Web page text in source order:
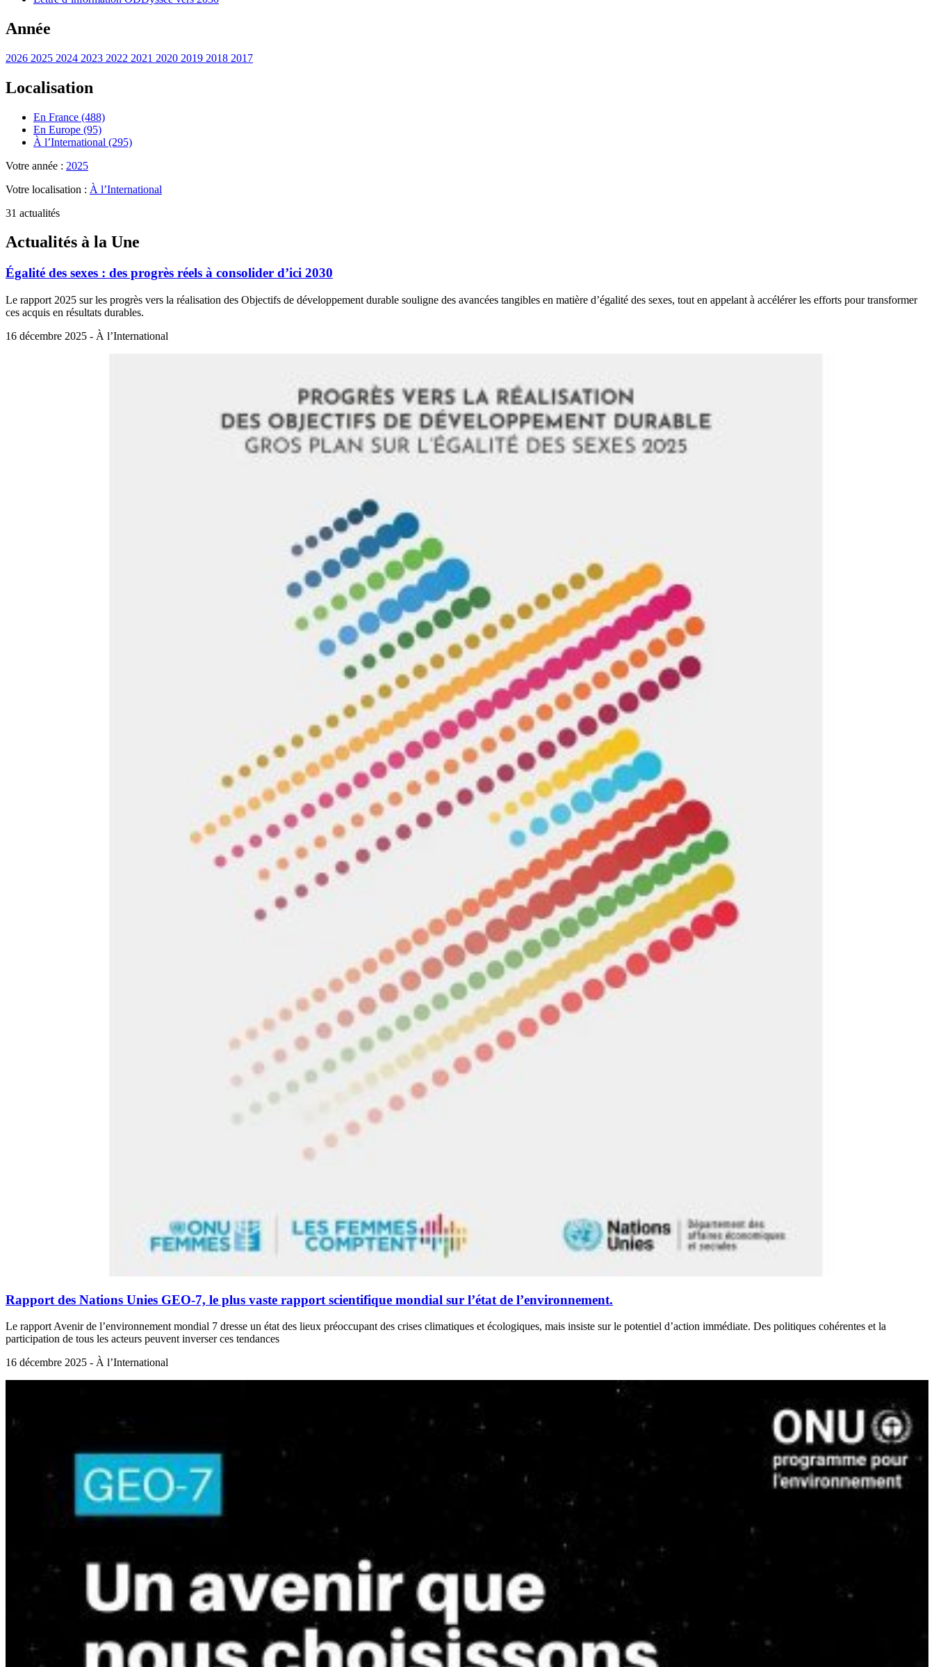
Année
2026 2025 2024 2023 2022 2021 2020 2019 2018 2017
Localisation
En France (488)
En Europe (95)
À l’International (295)
Votre année : 2025
Votre localisation : À l’International
31 actualités
Actualités à la Une
Égalité des sexes : des progrès réels à consolider d’ici 2030
Le rapport 2025 sur les progrès vers la réalisation des Objectifs de développement durable souligne des avancées tangibles en matière d’égalité des sexes, tout en appelant à accélérer les efforts pour transformer
ces acquis en résultats durables.
16 décembre 2025 - À l’International
Rapport des Nations Unies GEO-7, le plus vaste rapport scientifique mondial sur l’état de l’environnement.
Le rapport Avenir de l’environnement mondial 7 dresse un état des lieux préoccupant des crises climatiques et écologiques, mais insiste sur le potentiel d’action immédiate. Des politiques cohérentes et la
participation de tous les acteurs peuvent inverser ces tendances
16 décembre 2025 - À l’International